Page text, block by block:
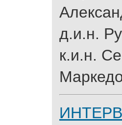
д.и.н.
к.и.н.